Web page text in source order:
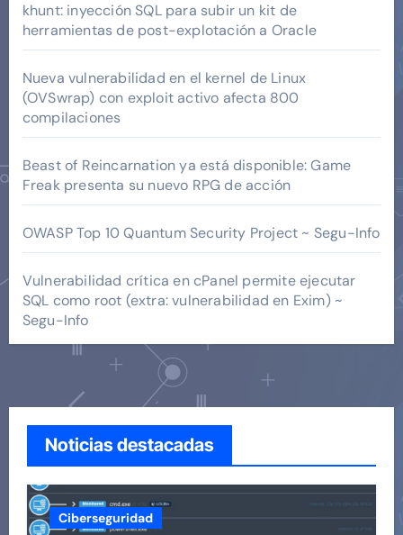
khunt: inyección SQL para subir un kit de
herramientas de post-explotación a Oracle
Nueva vulnerabilidad en el kernel de Linux
(OVSwrap) con exploit activo afecta 800
compilaciones
Beast of Reincarnation ya está disponible: Game
Freak presenta su nuevo RPG de acción
OWASP Top 10 Quantum Security Project ~ Segu-Info
Vulnerabilidad crítica en cPanel permite ejecutar
SQL como root (extra: vulnerabilidad en Exim) ~
Segu-Info
Noticias destacadas
Ciberseguridad